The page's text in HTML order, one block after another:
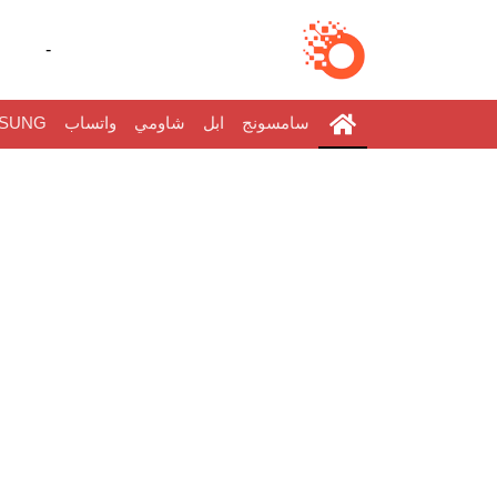
-
سامسونج ابل شاومي واتساب